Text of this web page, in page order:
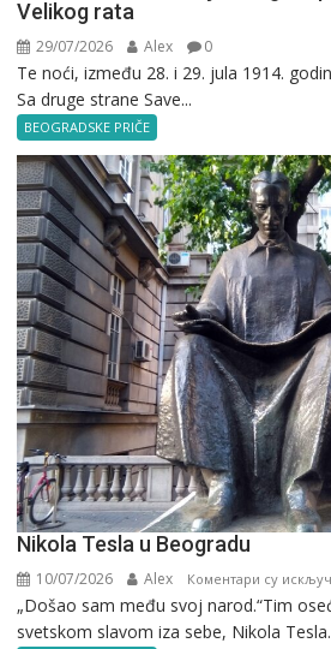
Velikog rata
29/07/2026 Alex 0
Te noći, između 28. i 29. jula 1914.
Sa druge strane Save...
BEOGRADSKE PRIČE
Nikola Tesla u Beogradu
10/07/2026 Alex Коментари су
„Došao sam među svoj narod.“Tim
svetskom slavom iza sebe, Nikola